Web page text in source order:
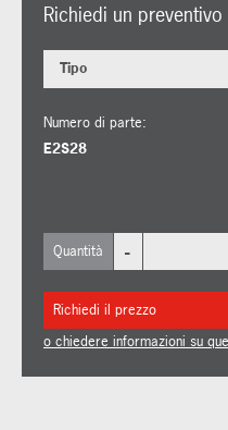
Richiedi un
Tipo
Numero di parte:
E2S28
Quantità -
Richiedi il prezzo
o chiedere informazioni su